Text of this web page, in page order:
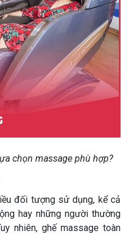
chọn massage phù hợp?
đối tượng sử dụng, kể cả
hay những người thường
nhiên, ghế massage toàn